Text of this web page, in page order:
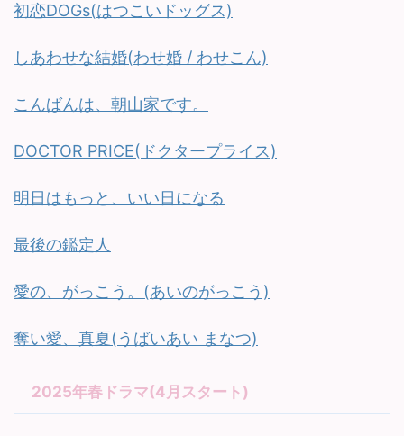
初恋DOGs(はつこいドッグス)
しあわせな結婚(わせ婚 / わせこん)
こんばんは、朝山家です。
DOCTOR PRICE(ドクタープライス)
明日はもっと、いい日になる
最後の鑑定人
愛の、がっこう。(あいのがっこう)
奪い愛、真夏(うばいあい まなつ)
2025年春ドラマ(4月スタート)